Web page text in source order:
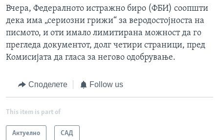
Вчера, Федералното истражно биро (ФБИ) соопшти
дека има „сериозни грижи“ за веродостојноста на
писмото, и оти имало лимитирана можност да го
прегледа документот, долг четири страници, пред
Комисијата да гласа за негово одобрување.
Споделете Follow us
This item is part of
Актуелно САД